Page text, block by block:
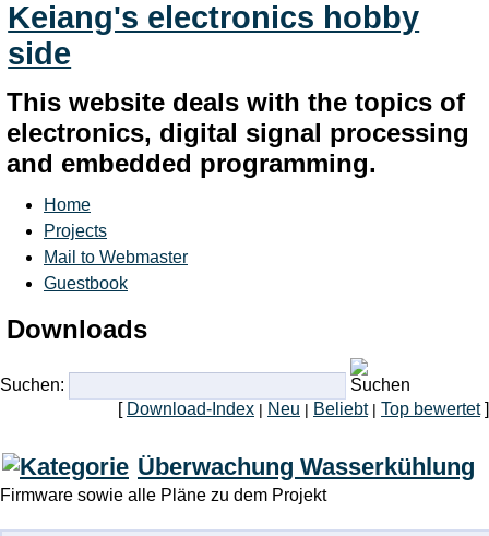
Keiang's electronics hobby
side
This website deals with the topics of
electronics, digital signal processing
and embedded programming.
Home
Projects
Mail to Webmaster
Guestbook
Downloads
Suchen:
[ Download-Index Neu Beliebt Top bewertet]
Überwachung Wasserkühlung
Firmware sowie alle Pläne zu dem Projekt